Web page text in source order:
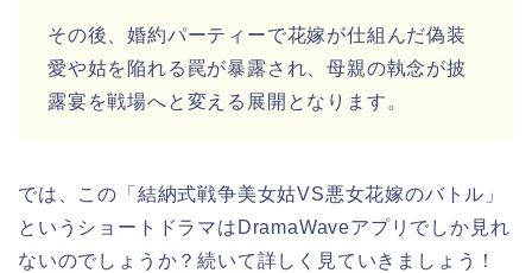
その後、婚約パーティーで花嫁が仕組んだ偽装
愛や姑を陥れる罠が暴露され、母親の執念が披
露宴を戦場へと変える展開となります。
では、この「結納式戦争美女姑VS悪女花嫁のバトル」
というショートドラマはDramaWaveアプリでしか見れ
ないのでしょうか？続いて詳しく見ていきましょう！